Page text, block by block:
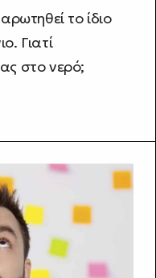
το ίδιο
Γιατί
στο νερό;